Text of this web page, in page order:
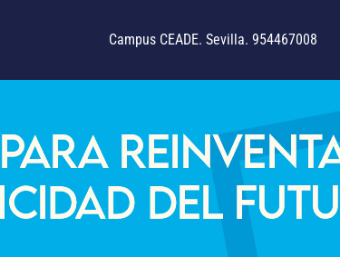
Campus CEADE. Sevilla. 954467008